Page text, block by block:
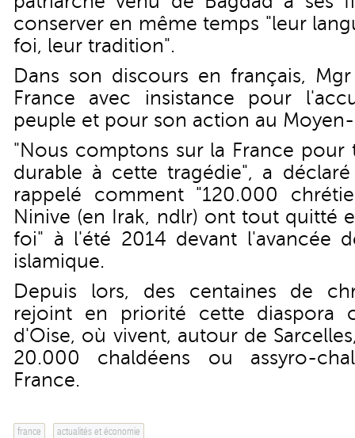
conserver en même temps "leur
foi, leur tradition".
Dans son discours en français,
France avec insistance pour
peuple et pour son action au
"Nous comptons sur la France
durable à cette tragédie", a
rappelé comment "120.000
Ninive (en Irak, ndlr) ont tout quitté
foi" à l'été 2014 devant l'avancée
islamique.
Depuis lors, des centaines de
rejoint en priorité cette diaspora
d'Oise, où vivent, autour de
20.000 chaldéens ou assyro-
France.
france actualités et économie